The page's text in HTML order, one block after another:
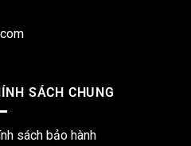
SÁCH CHUNG
sách bảo hành